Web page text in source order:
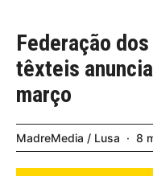
Federação
têxteis
março
MadreMedia / Lusa 8